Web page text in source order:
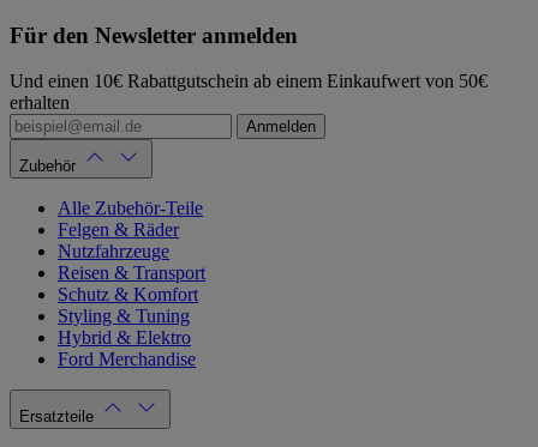
Für den Newsletter anmelden
Und einen 10€ Rabattgutschein ab einem Einkaufwert von 50€
erhalten
Anmelden
Zubehör
Alle Zubehör-Teile
Felgen & Räder
Nutzfahrzeuge
Reisen & Transport
Schutz & Komfort
Styling & Tuning
Hybrid & Elektro
Ford Merchandise
Ersatzteile